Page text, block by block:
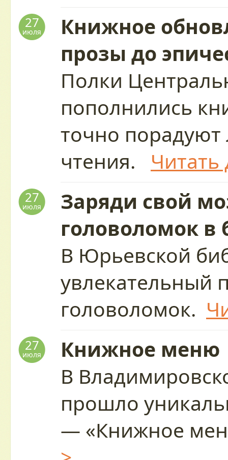
27
июля
Книжное
прозы до
Полки
пополнились
точно
чтения. Читать
27
июля
Заряди свой
головоломок в
В Юрьевской
увлекательный
головоломок.
27
июля
Книжное меню
В
прошло
— «Книжное